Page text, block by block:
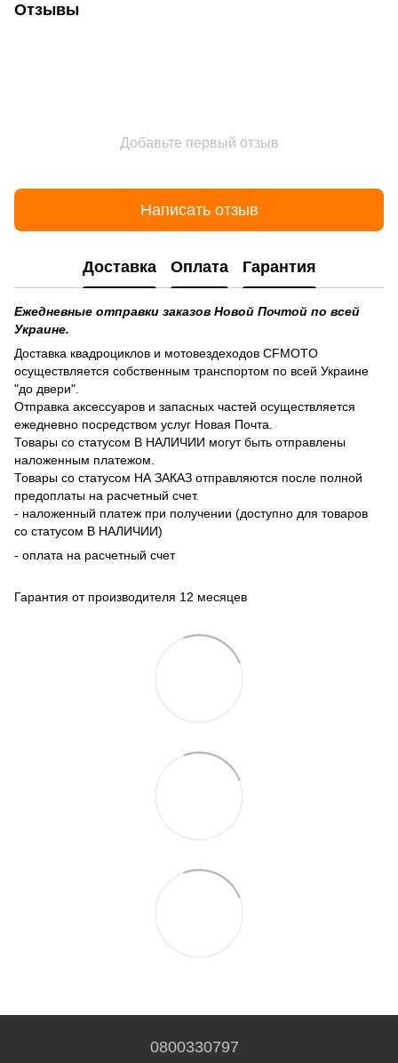
Отзывы
Добавьте первый отзыв
Написать отзыв
Доставка Оплата Гарантия
Ежедневные отправки заказов Новой Почтой по всей
Украине.
Доставка квадроциклов и мотовездеходов CFMOTO
осуществляется собственным транспортом по всей Украине
"до двери".
Отправка аксессуаров и запасных частей осуществляется
ежедневно посредством услуг Новая Почта.
Товары со статусом В НАЛИЧИИ могут быть отправлены
наложенным платежом.
Товары со статусом НА ЗАКАЗ отправляются после полной
предоплаты на расчетный счет.
- наложенный платеж при получении (доступно для товаров
со статусом В НАЛИЧИИ)
- оплата на расчетный счет
Гарантия от производителя 12 месяцев
0800330797